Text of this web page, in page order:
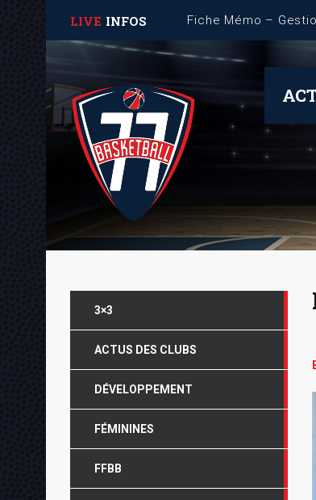
LIVE INFOS
3×3
ACTUS DES CLUBS
DÉVELOPPEMENT
FÉMININES
FFBB